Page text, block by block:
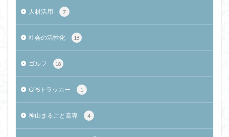
人材活用 7
社会の活性化 16
ゴルフ 18
GPSトラッカー 1
神山まるごと高専 4